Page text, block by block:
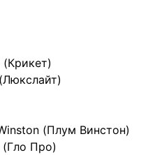
(Плум Винстон)
(Гло Про)